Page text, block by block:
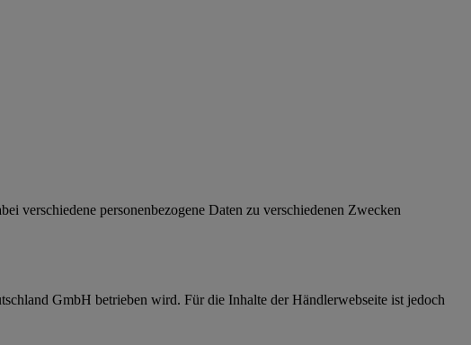
verschiedene personenbezogene Daten zu verschiedenen Zwecken
GmbH betrieben wird. Für die Inhalte der Händlerwebseite ist jedoch